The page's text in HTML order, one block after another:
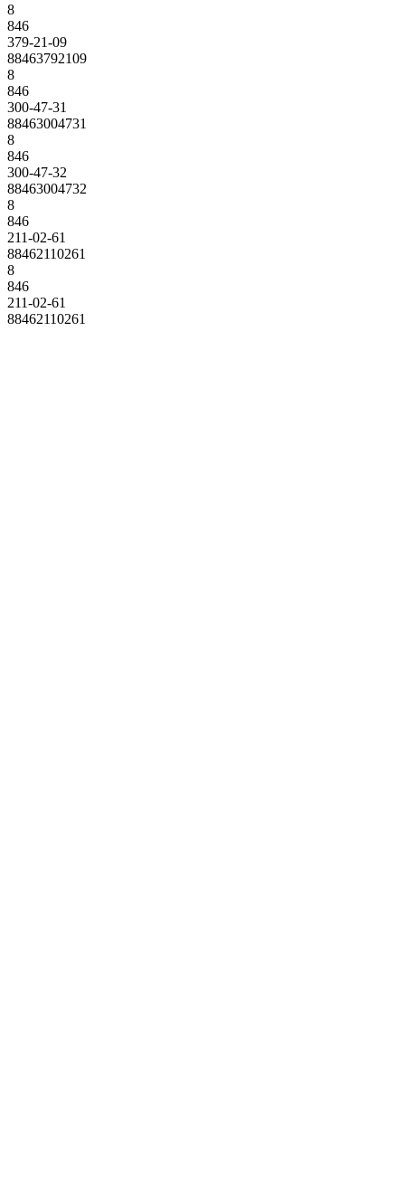
8
846
379-21-09
88463792109
8
846
300-47-31
88463004731
8
846
300-47-32
88463004732
8
846
211-02-61
88462110261
8
846
211-02-61
88462110261